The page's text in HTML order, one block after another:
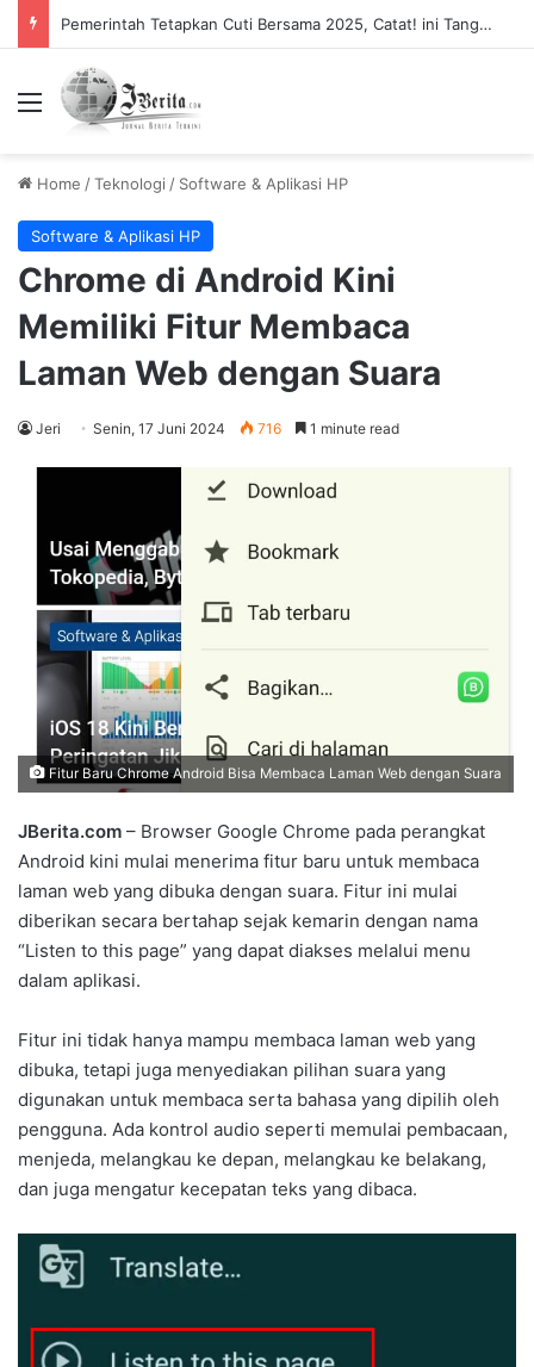
Pemerintah Tetapkan Cuti Bersama 2025, Catat! ini Tanggalnya
Menu
Home /Teknologi / Software & Aplikasi HP
Software & Aplikasi HP
Chrome di Android Kini
Memiliki Fitur Membaca
Laman Web dengan Suara
Jeri Senin, 17 Juni 2024 716 1 minute read
Fitur Baru Chrome Android Bisa Membaca Laman Web dengan Suara
JBerita.com – Browser Google Chrome pada perangkat
Android kini mulai menerima fitur baru untuk membaca
laman web yang dibuka dengan suara. Fitur ini mulai
diberikan secara bertahap sejak kemarin dengan nama
“Listen to this page” yang dapat diakses melalui menu
dalam aplikasi.
Fitur ini tidak hanya mampu membaca laman web yang
dibuka, tetapi juga menyediakan pilihan suara yang
digunakan untuk membaca serta bahasa yang dipilih oleh
pengguna. Ada kontrol audio seperti memulai pembacaan,
menjeda, melangkau ke depan, melangkau ke belakang,
dan juga mengatur kecepatan teks yang dibaca.